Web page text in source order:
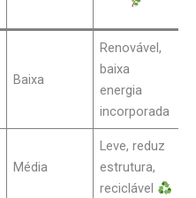
Baixa
Renovável,
baixa
energia
incorporada
Média
Leve, reduz
estrutura,
reciclável